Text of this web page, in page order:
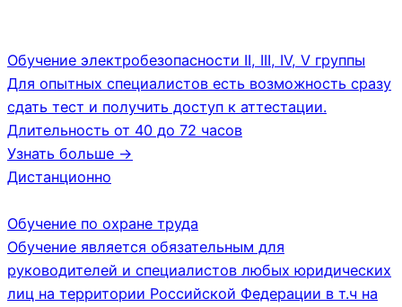
Обучение электробезопасности II, III, IV, V группы
Для опытных специалистов есть возможность сразу
сдать тест и получить доступ к аттестации.
Длительность от 40 до 72 часов
Узнать больше →
Дистанционно
Обучение по охране труда
Обучение является обязательным для
руководителей и специалистов любых юридических
лиц на территории Российской Федерации в т.ч на